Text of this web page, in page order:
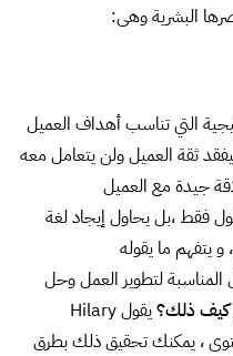
البشرية وهى:
التي تناسب أهداف العميل
ثقة العميل ولن يتعامل معه
جيدة مع العميل
فقط ،بل يحاول إيجاد لغة
يتفهم ما يقوله
المناسبة لتطوير العمل وحل
كيف ذلك؟يقولHilary
، يمكنك تحقيق ذلك بطرق